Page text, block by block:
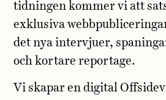
tidningen kommer vi att
exklusiva
det nya intervjuer,
och kortare reportage.
Vi skapar en digital